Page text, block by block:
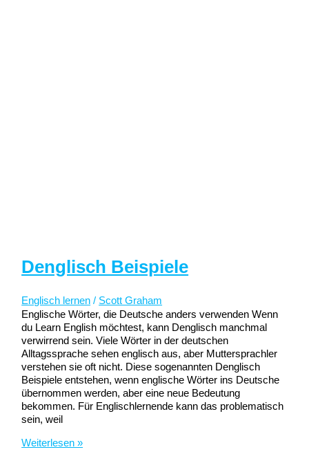
Denglisch Beispiele
Englisch lernen / Scott Graham
Englische Wörter, die Deutsche anders verwenden Wenn
du Learn English möchtest, kann Denglisch manchmal
verwirrend sein. Viele Wörter in der deutschen
Alltagssprache sehen englisch aus, aber Muttersprachler
verstehen sie oft nicht. Diese sogenannten Denglisch
Beispiele entstehen, wenn englische Wörter ins Deutsche
übernommen werden, aber eine neue Bedeutung
bekommen. Für Englischlernende kann das problematisch
sein, weil
Denglisch
Weiterlesen »